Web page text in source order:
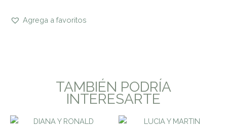
Agrega a favoritos
TAMBIÉN PODRÍA
INTERESARTE